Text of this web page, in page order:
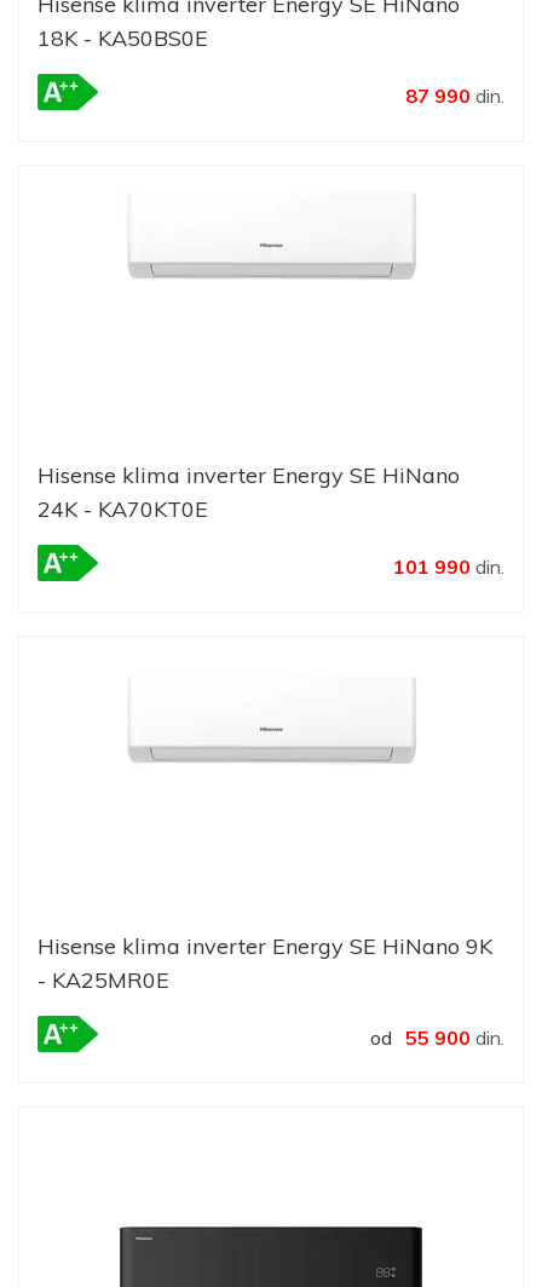
18K - KA50BS0E
87 990 din.
Hisense klima inverter Energy SE HiNano
24K - KA70KT0E
101 990 din.
Hisense klima inverter Energy SE HiNano 9K
- KA25MR0E
od 55 900 din.